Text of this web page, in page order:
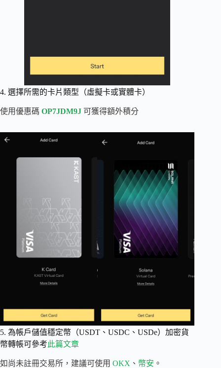
4. 選擇所需的卡片類型（虛擬卡或實體卡）
使用優惠碼 OP7JDM9J 可獲得額外積分
5. 為帳戶儲值穩定幣（USDT、USDC、USDe）加密貨
幣轉帳可參考此篇文章
如尚未註冊交易所，建議可使用 OKX 、 幣安 。